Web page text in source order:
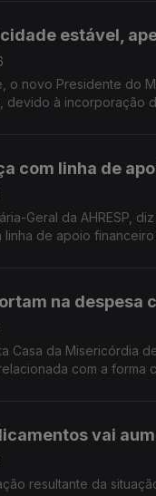
estável,
o novo Presidente do
devido à incorporação
com linha de
Geral da AHRESP,
linha de apoio
na despesa
Casa da Misericórdia
com a forma
vai
resultante da